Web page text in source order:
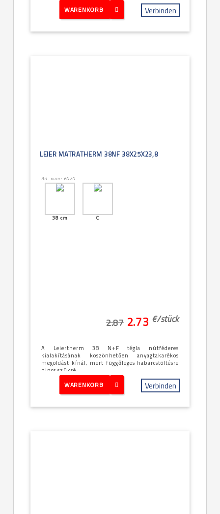
WARENKORB Verbinden
LEIER MATRATHERM 38NF 38X25X23,8
Art. num.: 6020
38 cm C
2.87 2.73 €/stück
A Leiertherm 38 N+F tégla nútféderes
kialakításának köszönhetően anyagtakarékos
megoldást kínál, mert függőleges habarcstöltésre
nincs szüksé...
WARENKORB Verbinden